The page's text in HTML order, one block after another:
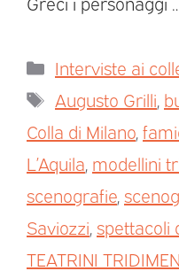
Interviste ai
Augusto Grilli
Colla di Milano
L’Aquila modellini
scenografie
Saviozzi spettacoli
TEATRINI